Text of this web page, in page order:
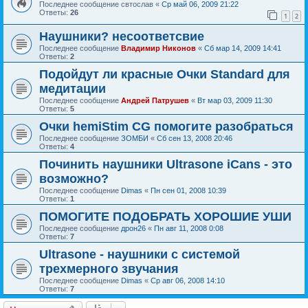
Последнее сообщение свтослав « Ср май 06, 2009 21:22
Ответы: 26 1 2
Наушники? несоответсвие
Последнее сообщение Владимир Никонов « Сб мар 14, 2009 14:41
Ответы: 2
Подойдут ли красные Очки Standard для
медитации
Последнее сообщение Андрей Патрушев « Вт мар 03, 2009 11:30
Ответы: 5
Очки hemiStim CG помогите разобраться
Последнее сообщение ЗОМБИ « Сб сен 13, 2008 20:46
Ответы: 4
Починить наушники Ultrasone iCans - это
возможно?
Последнее сообщение Dimas « Пн сен 01, 2008 10:39
Ответы: 1
ПОМОГИТЕ ПОДОБРАТЬ ХОРОШИЕ УШИ
Последнее сообщение дрон26 « Пн авг 11, 2008 0:08
Ответы: 7
Ultrasone - наушники с системой
трехмерного звучания
Последнее сообщение Dimas « Ср авг 06, 2008 14:10
Ответы: 7